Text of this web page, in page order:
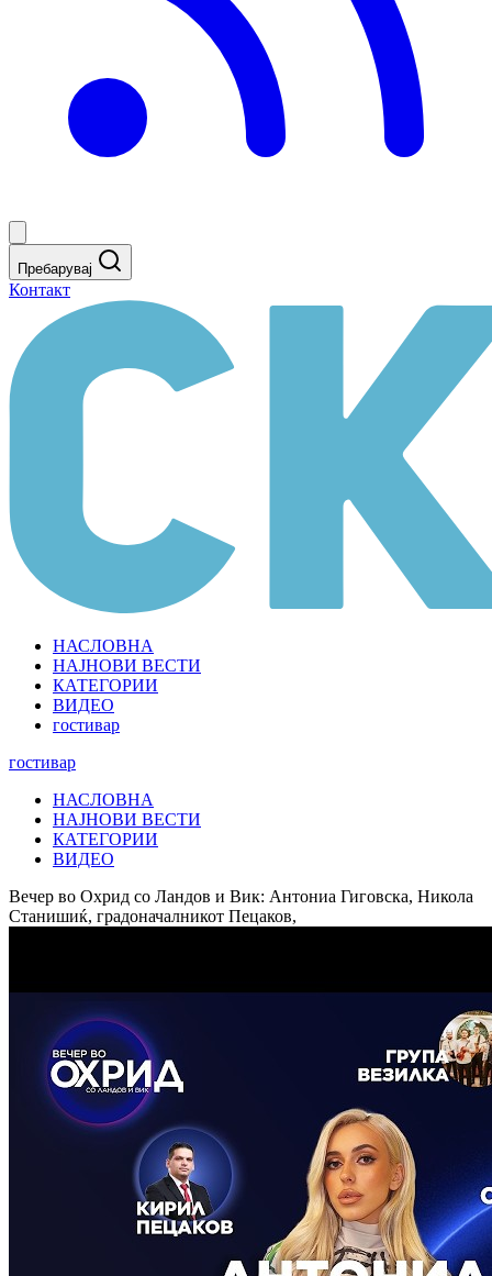
Пребарувај
Контакт
НАСЛОВНА
НАЈНОВИ ВЕСТИ
КАТЕГОРИИ
ВИДЕО
гостивар
гостивар
НАСЛОВНА
НАЈНОВИ ВЕСТИ
КАТЕГОРИИ
ВИДЕО
Вечер во Охрид со Ландов и Вик: Антониа Гиговска, Никола
Станишиќ, градоначалникот Пецаков,